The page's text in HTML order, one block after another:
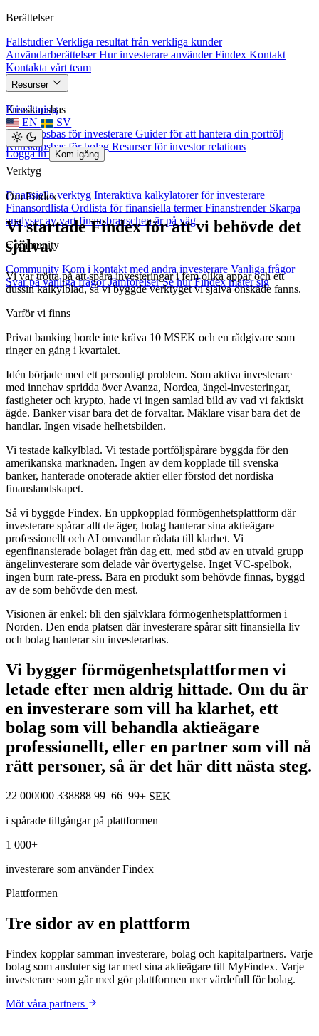
Berättelser
Fallstudier Verkliga resultat från verkliga kunder
Användarberättelser Hur investerare använder Findex Kontakt
Kontakta vårt team
Resurser
Kunskapsbas
Kunskapsbas för investerare Guider för att hantera din portfölj
Kunskapsbas för bolag Resurser för investor relations
Verktyg
Finansiella verktyg Interaktiva kalkylatorer för investerare
Finansordlista Ordlista för finansiella termer Finanstrender Skarpa
analyser av vart finansbranschen är på väg
Community
Community Kom i kontakt med andra investerare Vanliga frågor
Svar på vanliga frågor Jämförelser Se hur Findex mäter sig
Prissättning
EN
SV
Logga in Kom igång
Om Findex
Vi startade Findex för att vi behövde det
själva.
Vi var trötta på att spåra investeringar i fem olika appar och ett
dussin kalkylblad, så vi byggde verktyget vi själva önskade fanns.
Varför vi finns
Privat banking borde inte kräva 10 MSEK och en rådgivare som
ringer en gång i kvartalet.
Idén började med ett personligt problem. Som aktiva investerare
med innehav spridda över Avanza, Nordea, ängel-investeringar,
fastigheter och krypto, hade vi ingen samlad bild av vad vi faktiskt
ägde. Banker visar bara det de förvaltar. Mäklare visar bara det de
handlar. Ingen visade helhetsbilden.
Vi testade kalkylblad. Vi testade portföljspårare byggda för den
amerikanska marknaden. Ingen av dem kopplade till svenska
banker, hanterade onoterade aktier eller förstod det nordiska
finanslandskapet.
Så vi byggde Findex. En uppkopplad förmögenhetsplattform där
investerare spårar allt de äger, bolag hanterar sina aktieägare
professionellt och AI omvandlar rådata till klarhet. Vi
egenfinansierade bolaget från dag ett, med stöd av en utvald grupp
ängelinvesterare som delade vår övertygelse. Inget VC-spelbok,
ingen burn rate-press. Bara en produkt som behövde finnas, byggd
av de som behövde den mest.
Visionen är enkel: bli den självklara förmögenhetsplattformen i
Norden. Den enda platsen där investerare spårar sitt finansiella liv
och bolag hanterar sin investerarbas.
Vi bygger förmögenhetsplattformen vi
letade efter men aldrig hittade. Om du är
en investerare som vill ha klarhet, ett
bolag som vill behandla aktieägare
professionellt, eller en partner som vill nå
rätt personer, så är det här ditt nästa steg.
22 000000 338888 99 69 + SEK
i spårade tillgångar på plattformen
1 000+
investerare som använder Findex
Plattformen
Tre sidor av en plattform
Findex kopplar samman investerare, bolag och kapitalpartners. Varje
bolag som ansluter sig tar med sina aktieägare till MyFindex. Varje
investerare som går med gör plattformen mer värdefull för bolag.
Möt våra partners